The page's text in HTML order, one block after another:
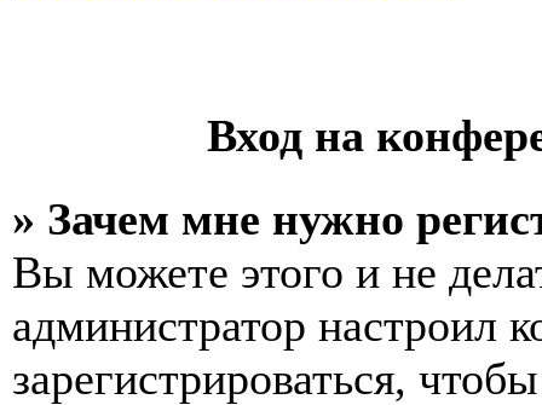
Вход на
» Зачем мне нужно
Вы можете этого и не
администратор
зарегистрироваться,